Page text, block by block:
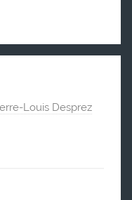
Louis Desprez